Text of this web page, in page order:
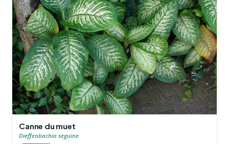
Canne du muet
Dieffenbachia seguine